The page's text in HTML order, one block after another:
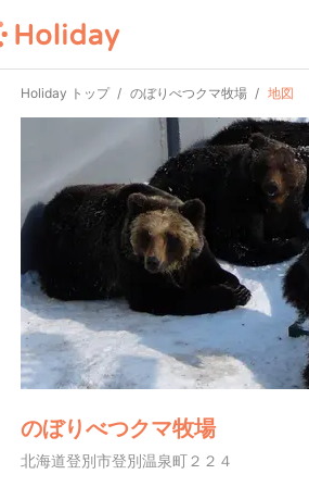
Holiday トップ のぼりべつクマ牧場 地図
のぼりべつクマ牧場
北海道登別市登別温泉町２２４